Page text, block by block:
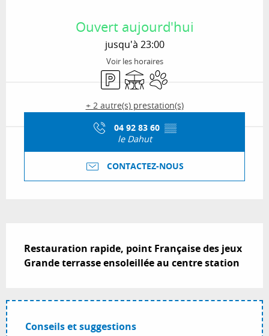
Ouvert aujourd'hui
jusqu'à 23:00
Voir les horaires
ParkingTerrasseAnimaux acceptés
+ 2 autre(s) prestation(s)
04 92 83 60 ▒▒
le Dahut
CONTACTEZ-NOUS
Restauration rapide, point Française des jeux
Grande terrasse ensoleillée au centre station
Conseils et suggestions